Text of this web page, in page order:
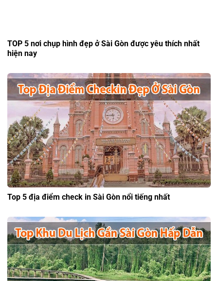
TOP 5 nơi chụp hình đẹp ở Sài Gòn được yêu thích nhất
hiện nay
Top 5 địa điểm check in Sài Gòn nổi tiếng nhất